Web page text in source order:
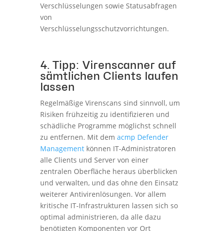
Verschlüsselungen sowie Statusabfragen
von
Verschlüsselungsschutzvorrichtungen.
4. Tipp: Virenscanner auf
sämtlichen Clients laufen
lassen
Regelmäßige Virenscans sind sinnvoll, um
Risiken frühzeitig zu identifizieren und
schädliche Programme möglichst schnell
zu entfernen. Mit dem acmp Defender
Management können IT-Administratoren
alle Clients und Server von einer
zentralen Oberfläche heraus überblicken
und verwalten, und das ohne den Einsatz
weiterer Antivirenlösungen. Vor allem
kritische IT-Infrastrukturen lassen sich so
optimal administrieren, da alle dazu
benötigten Komponenten vor Ort